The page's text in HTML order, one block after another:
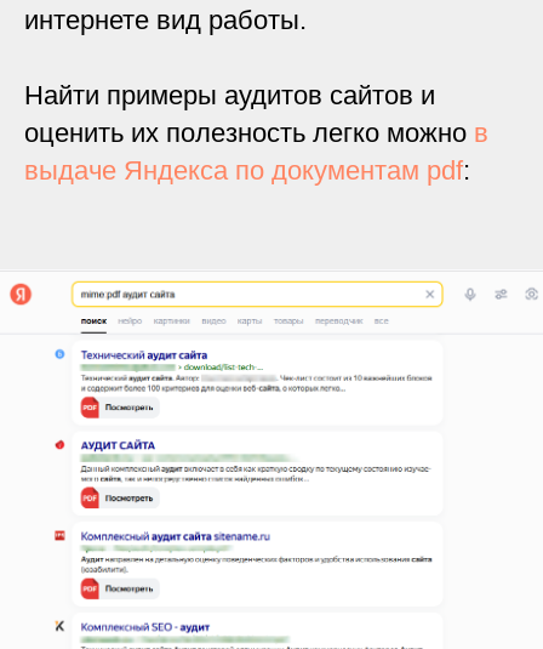
интернете вид работы.
Найти примеры аудитов сайтов и
оценить их полезность легко можно в
выдаче Яндекса по документам pdf: